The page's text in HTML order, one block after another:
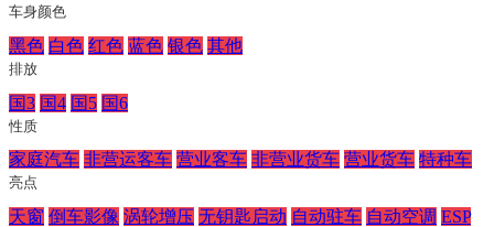
车身颜色
黑色 白色 红色 蓝色 银色 其他
排放
国3 国4 国5 国6
性质
家庭汽车 非营运客车 营业客车 非营业货车 营业货车 特种车
亮点
天窗 倒车影像 涡轮增压 无钥匙启动 自动驻车 自动空调 ESP